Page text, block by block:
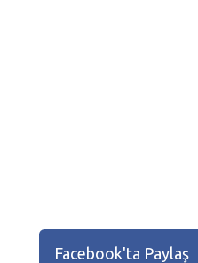
Facebook'ta Paylaş